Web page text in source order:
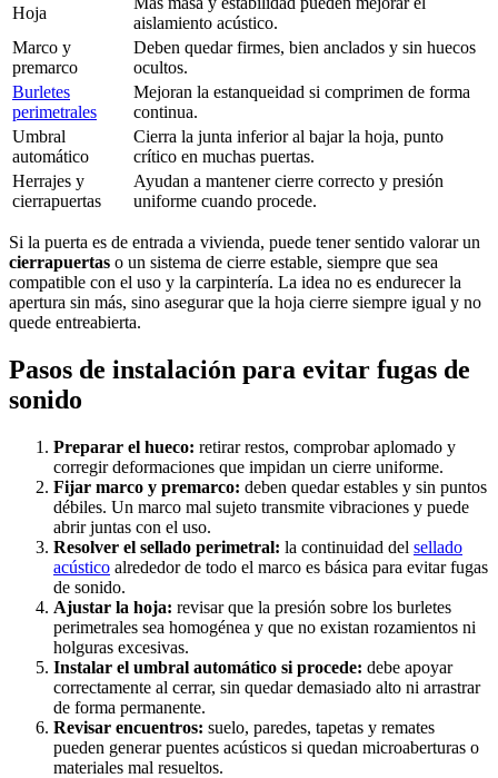
Hoja
aislamiento acústico.
Marco y
premarco
Deben quedar firmes, bien anclados y sin huecos
ocultos.
Burletes
perimetrales
Mejoran la estanqueidad si comprimen de forma
continua.
Umbral
automático
Cierra la junta inferior al bajar la hoja, punto
crítico en muchas puertas.
Herrajes y
cierrapuertas
Ayudan a mantener cierre correcto y presión
uniforme cuando procede.
Si la puerta es de entrada a vivienda, puede tener sentido valorar un
cierrapuertas o un sistema de cierre estable, siempre que sea
compatible con el uso y la carpintería. La idea no es endurecer la
apertura sin más, sino asegurar que la hoja cierre siempre igual y no
quede entreabierta.
Pasos de instalación para evitar fugas de
sonido
Preparar el hueco: retirar restos, comprobar aplomado y
corregir deformaciones que impidan un cierre uniforme.
Fijar marco y premarco: deben quedar estables y sin puntos
débiles. Un marco mal sujeto transmite vibraciones y puede
abrir juntas con el uso.
Resolver el sellado perimetral: la continuidad del sellado
acústico alrededor de todo el marco es básica para evitar fugas
de sonido.
Ajustar la hoja: revisar que la presión sobre los burletes
perimetrales sea homogénea y que no existan rozamientos ni
holguras excesivas.
Instalar el umbral automático si procede: debe apoyar
correctamente al cerrar, sin quedar demasiado alto ni arrastrar
de forma permanente.
Revisar encuentros: suelo, paredes, tapetas y remates
pueden generar puentes acústicos si quedan microaberturas o
materiales mal resueltos.